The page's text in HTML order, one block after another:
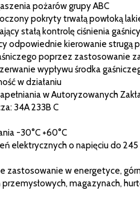
pożarów grupy ABC
pokryty trwałą powłoką
stałą kontrolę ciśnienia gaśnicy
odpowiednie kierowanie strugą
poprzez zastosowanie
wypływu środka
w działaniu
w Autoryzowanych
34A 233B C
-30°C +60°C
elektrycznych o napięciu do
zastosowanie w energetyce,
magazynach,